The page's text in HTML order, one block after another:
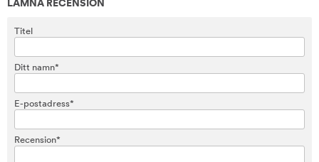
LÄMNA RECENSION
Titel
Ditt namn*
E-postadress*
Recension*